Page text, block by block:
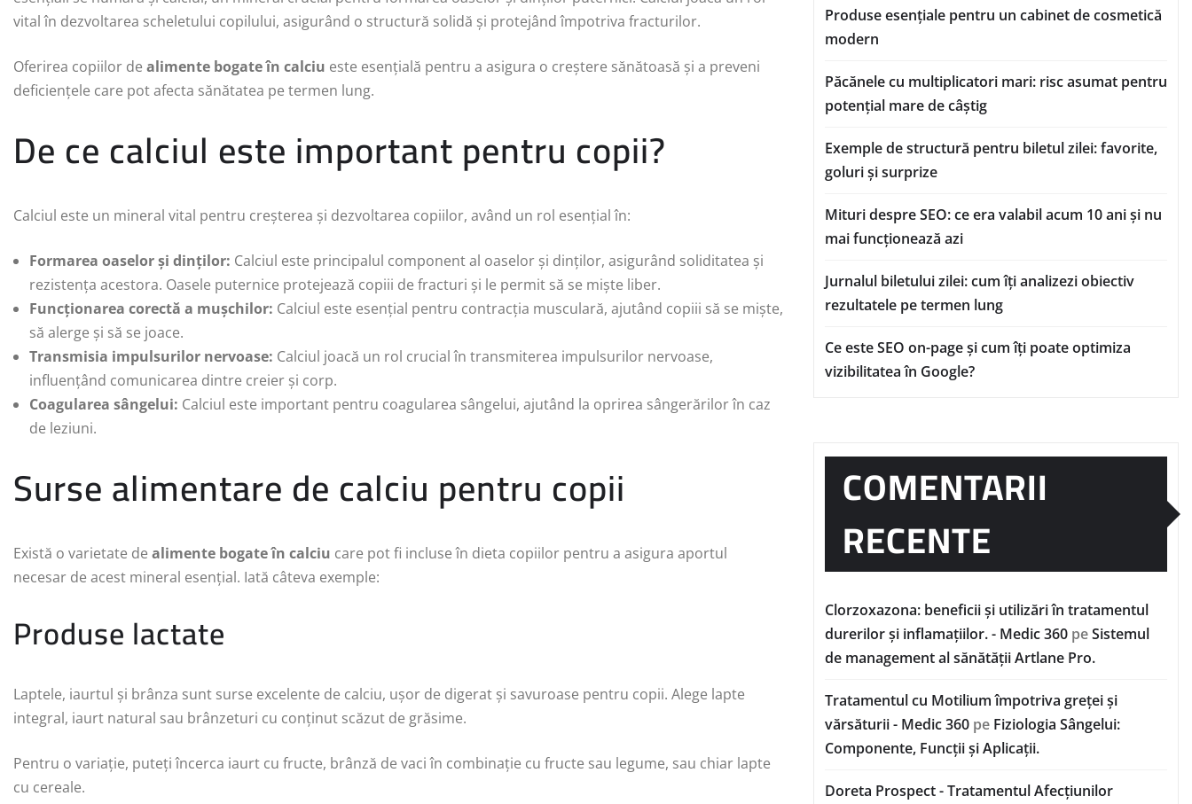
vital în dezvoltarea scheletului copilului, asigurând o structură solidă și protejând împotriva fracturilor.
Oferirea copiilor de alimente bogate în calciu este esențială pentru a asigura o creștere sănătoasă și a preveni
deficiențele care pot afecta sănătatea pe termen lung.
De ce calciul este important pentru copii?
Calciul este un mineral vital pentru creșterea și dezvoltarea copiilor, având un rol esențial în:
Formarea oaselor și dinților: Calciul este principalul component al oaselor și dinților, asigurând soliditatea și
rezistența acestora. Oasele puternice protejează copiii de fracturi și le permit să se miște liber.
Funcționarea corectă a mușchilor: Calciul este esențial pentru contracția musculară, ajutând copiii să se miște,
să alerge și să se joace.
Transmisia impulsurilor nervoase: Calciul joacă un rol crucial în transmiterea impulsurilor nervoase,
influențând comunicarea dintre creier și corp.
Coagularea sângelui: Calciul este important pentru coagularea sângelui, ajutând la oprirea sângerărilor în caz
de leziuni.
Surse alimentare de calciu pentru copii
Există o varietate de alimente bogate în calciu care pot fi incluse în dieta copiilor pentru a asigura aportul
necesar de acest mineral esențial. Iată câteva exemple:
Produse lactate
Laptele, iaurtul și brânza sunt surse excelente de calciu, ușor de digerat și savuroase pentru copii. Alege lapte
integral, iaurt natural sau brânzeturi cu conținut scăzut de grăsime.
Pentru o variație, puteți încerca iaurt cu fructe, brânză de vaci în combinație cu fructe sau legume, sau chiar lapte
cu cereale.
Produse esențiale pentru un cabinet de cosmetică
modern
Păcănele cu multiplicatori mari: risc asumat pentru
potențial mare de câștig
Exemple de structură pentru biletul zilei: favorite,
goluri și surprize
Mituri despre SEO: ce era valabil acum 10 ani și nu
mai funcționează azi
Jurnalul biletului zilei: cum îți analizezi obiectiv
rezultatele pe termen lung
Ce este SEO on-page și cum îți poate optimiza
vizibilitatea în Google?
COMENTARII
RECENTE
Clorzoxazona: beneficii și utilizări în tratamentul
durerilor și inflamațiilor. - Medic 360 peSistemul
de management al sănătății Artlane Pro.
Tratamentul cu Motilium împotriva greței și
vărsăturii - Medic 360 pe Fiziologia Sângelui:
Componente, Funcții și Aplicații.
Doreta Prospect - Tratamentul Afecțiunilor